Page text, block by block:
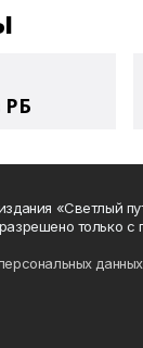
РБ
«Светлый
только с
данных